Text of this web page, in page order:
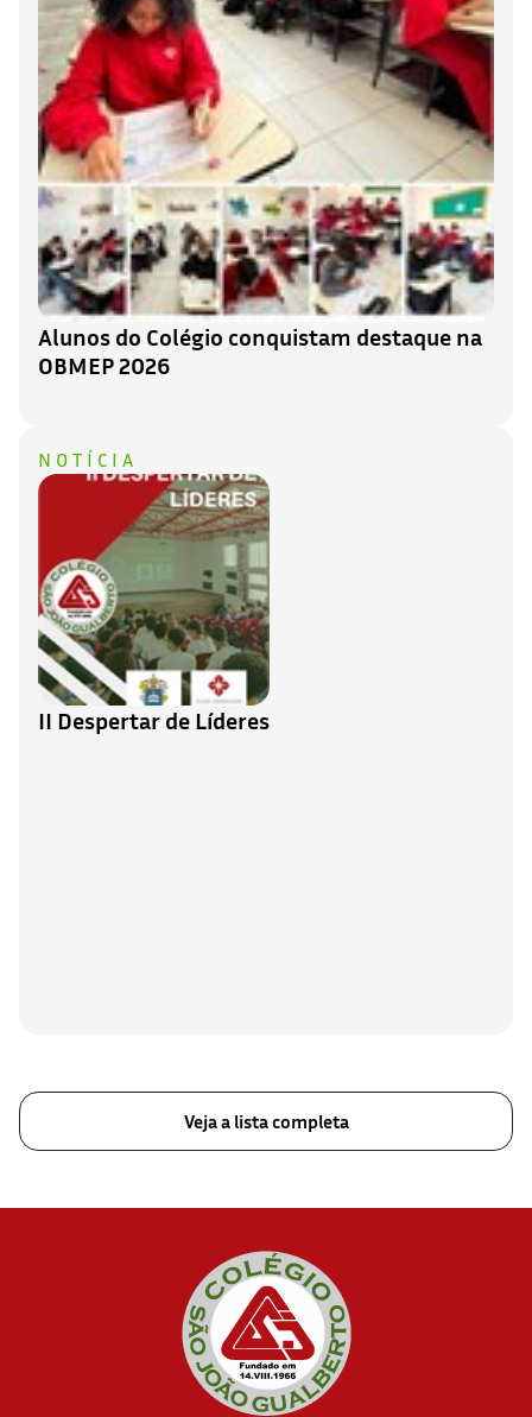
Alunos do Colégio conquistam destaque na
OBMEP 2026
NOTÍCIA
II Despertar de Líderes
Veja a lista completa